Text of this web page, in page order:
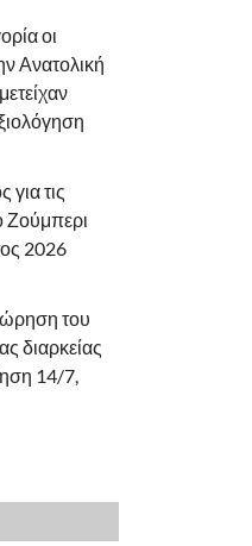
οι
Ανατολική
τις
Ζούμπερι
2026
του
διαρκείας
14/7,